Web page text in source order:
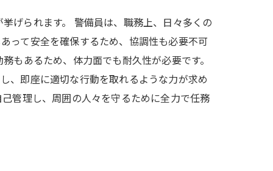
げられます。 警備員は、職務上、日々多くの
って安全を確保するため、協調性も必要不可
もあるため、体力面でも耐久性が必要です。
、即座に適切な行動を取れるような力が求め
管理し、周囲の人々を守るために全力で任務